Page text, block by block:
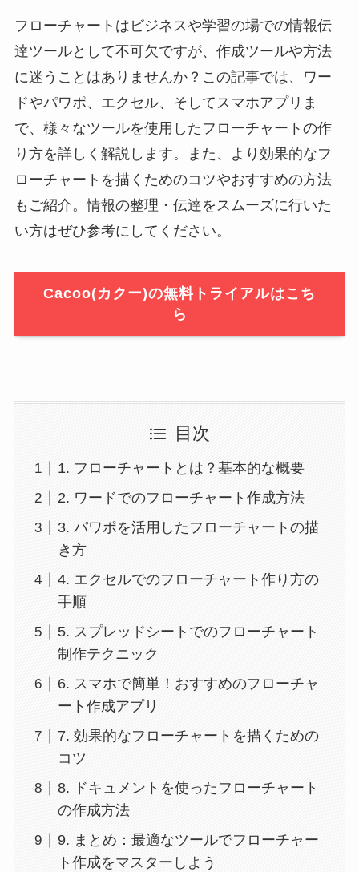
フローチャートはビジネスや学習の場での情報伝
達ツールとして不可欠ですが、作成ツールや方法
に迷うことはありませんか？この記事では、ワー
ドやパワポ、エクセル、そしてスマホアプリま
で、様々なツールを使用したフローチャートの作
り方を詳しく解説します。また、より効果的なフ
ローチャートを描くためのコツやおすすめの方法
もご紹介。情報の整理・伝達をスムーズに行いた
い方はぜひ参考にしてください。
Cacoo(カクー)の無料トライアルはこち
ら
目次
1. フローチャートとは？基本的な概要
2. ワードでのフローチャート作成方法
3. パワポを活用したフローチャートの描
き方
4. エクセルでのフローチャート作り方の
手順
5. スプレッドシートでのフローチャート
制作テクニック
6. スマホで簡単！おすすめのフローチャ
ート作成アプリ
7. 効果的なフローチャートを描くための
コツ
8. ドキュメントを使ったフローチャート
の作成方法
9. まとめ：最適なツールでフローチャー
ト作成をマスターしよう